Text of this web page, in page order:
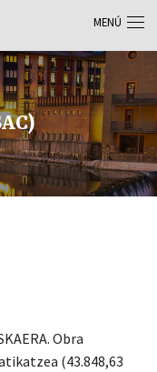
Obra
(43.848,63
MENÚ